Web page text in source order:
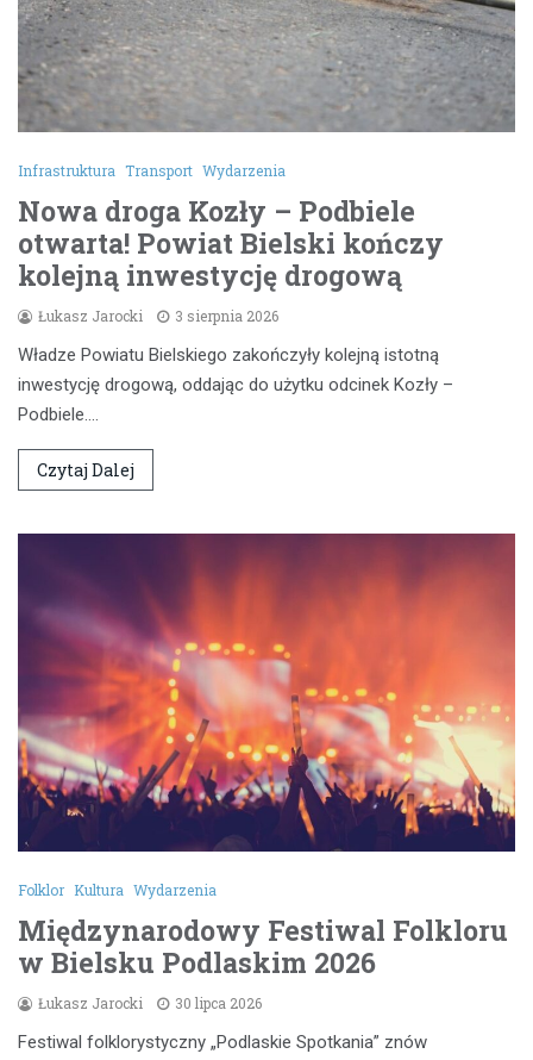
Infrastruktura Transport Wydarzenia
Nowa droga Kozły – Podbiele
otwarta! Powiat Bielski kończy
kolejną inwestycję drogową
Łukasz Jarocki 3 sierpnia 2026
Władze Powiatu Bielskiego zakończyły kolejną istotną
inwestycję drogową, oddając do użytku odcinek Kozły –
Podbiele.…
Czytaj Dalej
Folklor Kultura Wydarzenia
Międzynarodowy Festiwal Folkloru
w Bielsku Podlaskim 2026
Łukasz Jarocki 30 lipca 2026
Festiwal folklorystyczny „Podlaskie Spotkania” znów